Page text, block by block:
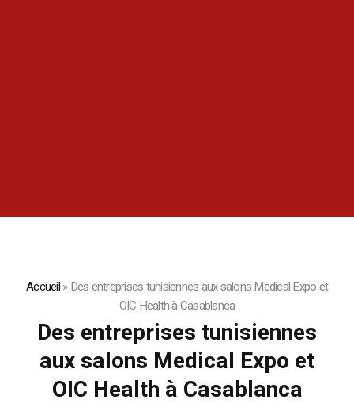
Accueil»Des entreprises tunisiennes aux salons Medical Expo et
OIC Health à Casablanca
Des entreprises tunisiennes
aux salons Medical Expo et
OIC Health à Casablanca